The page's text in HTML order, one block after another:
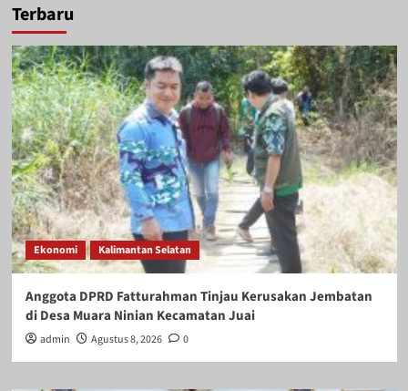
Terbaru
Ekonomi Kalimantan Selatan
Anggota DPRD Fatturahman Tinjau Kerusakan Jembatan
di Desa Muara Ninian Kecamatan Juai
admin Agustus 8, 2026 0